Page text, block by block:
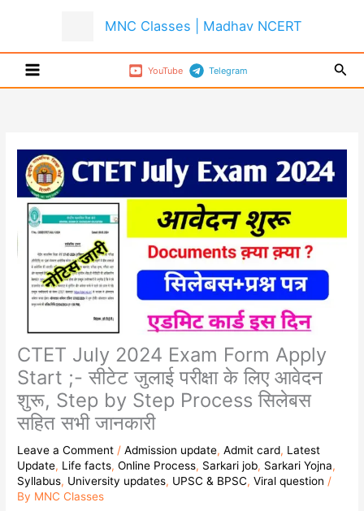
MNC Classes | Madhav NCERT
YouTube Telegram
CTET July 2024 Exam Form Apply
Start ;- सीटेट जुलाई परीक्षा के लिए आवेदन
शुरू, Step by Step Process सिलेबस
सहित सभी जानकारी
Leave a Comment /Admission update,Admit card, Latest
Update, Life facts,Online Process, Sarkari job, Sarkari Yojna,
Syllabus, University updates, UPSC & BPSC,Viral question /
By MNC Classes